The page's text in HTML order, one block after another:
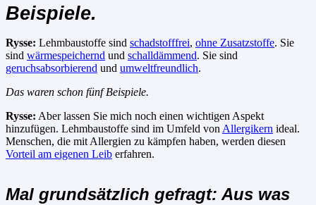
Beispiele.
Rysse: Lehmbaustoffe sind schadstofffrei, ohne Zusatzstoffe. Sie
sind wärmespeichernd und schalldämmend. Sie sind
geruchsabsorbierend und umweltfreundlich.
Das waren schon fünf Beispiele.
Rysse: Aber lassen Sie mich noch einen wichtigen Aspekt
hinzufügen. Lehmbaustoffe sind im Umfeld von Allergikern ideal.
Menschen, die mit Allergien zu kämpfen haben, werden diesen
Vorteil am eigenen Leib erfahren.
Mal grundsätzlich gefragt: Aus was